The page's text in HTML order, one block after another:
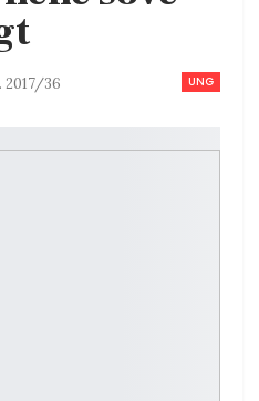
UNG
2017/36